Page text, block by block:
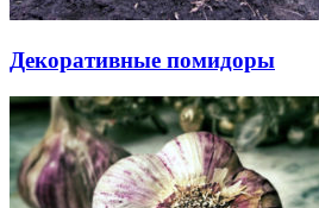
Декоративные помидоры